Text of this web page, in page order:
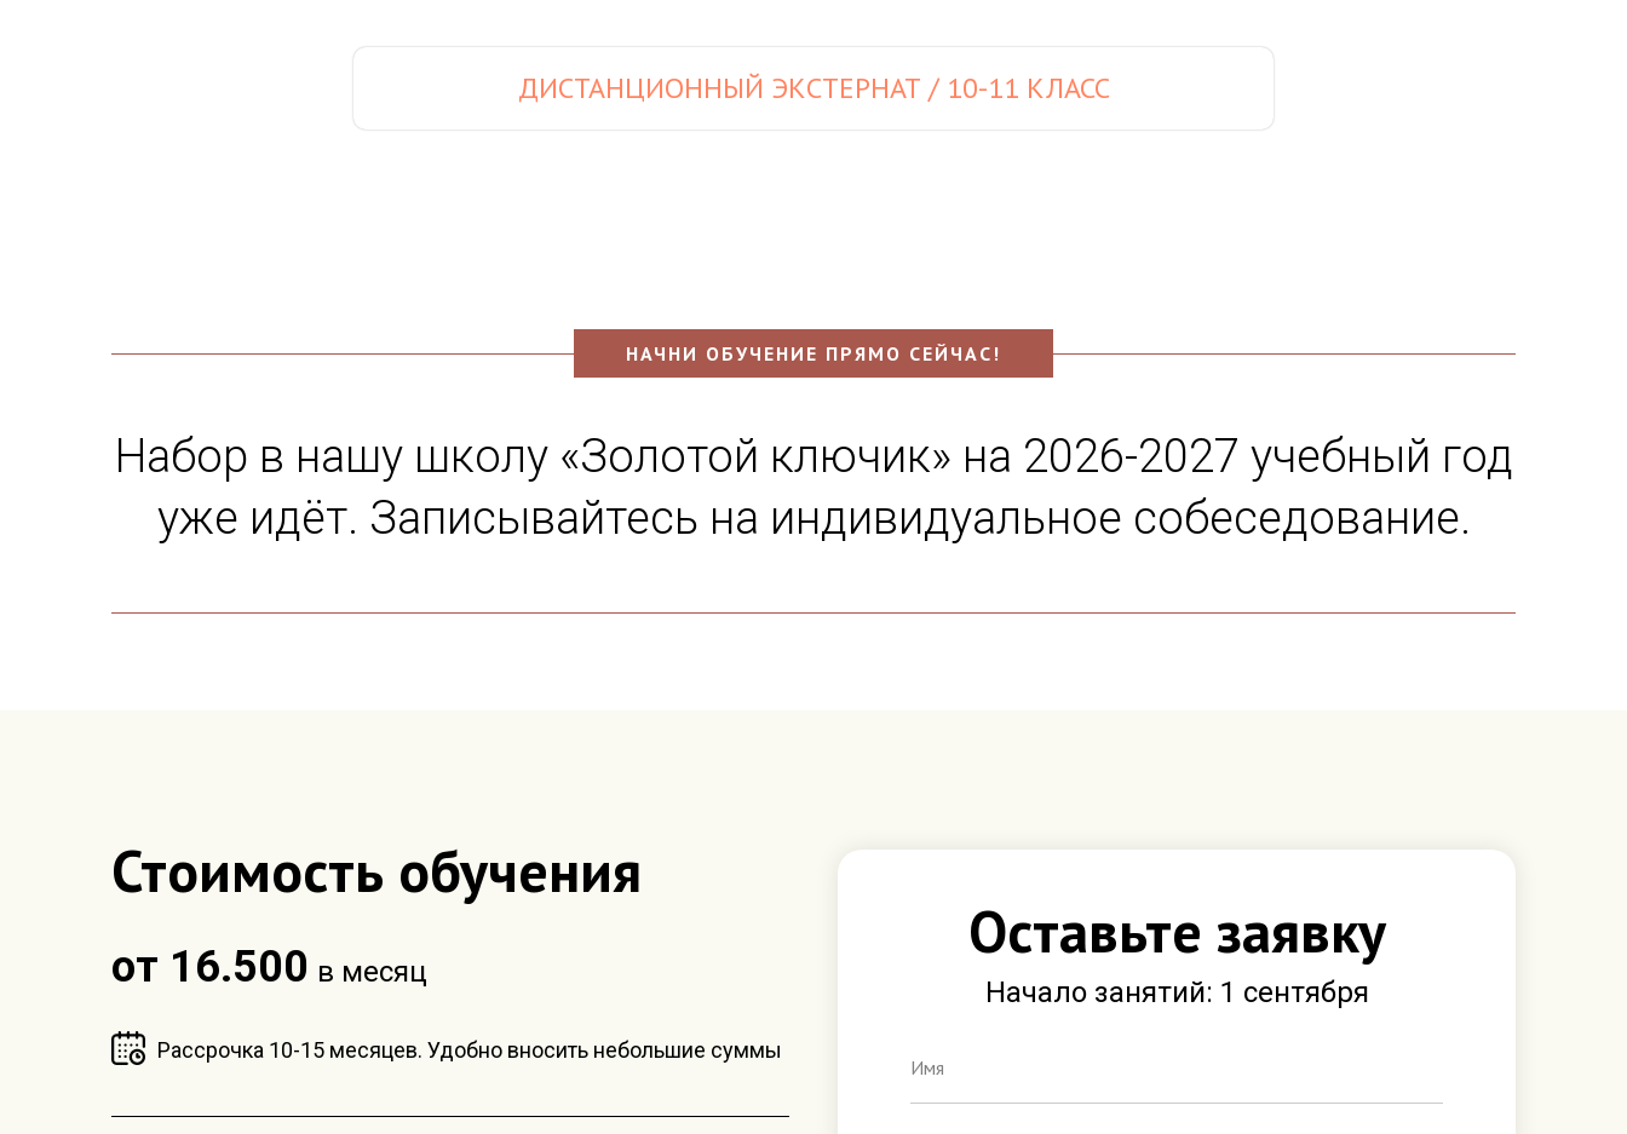
ДИСТАНЦИОННЫЙ ЭКСТЕРНАТ / 10-11 КЛАСС
НАЧНИ ОБУЧЕНИЕ ПРЯМО СЕЙЧАС!
Набор в нашу школу «Золотой ключик» на 2026-2027 учебный год
уже идёт. Записывайтесь на индивидуальное собеседование.
Оставьте заявку
Начало занятий: 1 сентября
Стоимость обучения
от 16.500 в месяц
Рассрочка 10-15 месяцев. Удобно вносить небольшие суммы